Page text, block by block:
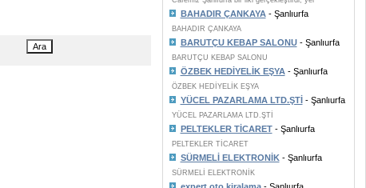
BAHADIR ÇANKAYA - Şanlıurfa
BAHADIR ÇANKAYA
BARUTÇU KEBAP SALONU- Şanlıurfa
BARUTÇU KEBAP SALONU
ÖZBEK HEDİYELİK EŞYA - Şanlıurfa
ÖZBEK HEDİYELİK EŞYA
YÜCEL PAZARLAMA LTD.ŞTİ- Şanlıurfa
YÜCEL PAZARLAMA LTD.ŞTİ
PELTEKLER TİCARET- Şanlıurfa
PELTEKLER TİCARET
SÜRMELİ ELEKTRONİK- Şanlıurfa
SÜRMELİ ELEKTRONİK